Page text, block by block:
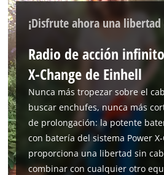
¡Necesitamos su
cargar el
This content is not
to trackers that
visitor. The website
the site with their
to the list of
Powered by
¡Disfrute ahora una libertad
Radio de acción
X-Change de Einhell
Nunca más tropezar sobre el
buscar enchufes, nunca más
de prolongación: la potente
con batería del sistema Power
proporciona una libertad sin
combinar con cualquier otro